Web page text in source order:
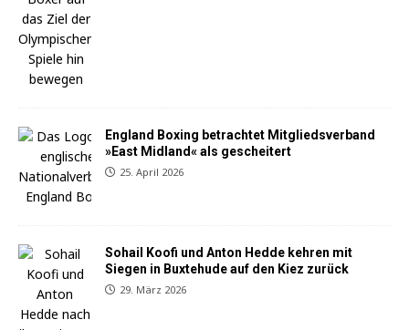
England Boxing betrachtet Mitgliedsverband
»East Midland« als gescheitert
25. April 2026
Sohail Koofi und Anton Hedde kehren mit
Siegen in Buxtehude auf den Kiez zurück
29. März 2026